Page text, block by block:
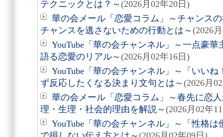
テクニックとは？～ (2026月02年20日)
華の会メール「恋愛コラム」～チャンス
チャンスを逃さないための行動とは～ (2026
YouTube「華の会チャンネル」～一点豪
語る恋愛のリアル～ (2026月02年16日)
YouTube「華の会チャンネル」～「いい
ず反応したくなる決まり文句とは～ (2026月
華の会メール「恋愛コラム」～春先に恋
理・生理・社会的理由を解説～ (2026月02年
YouTube「華の会チャンネル」～「性格